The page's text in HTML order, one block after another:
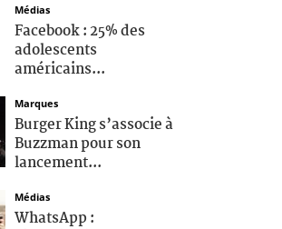
Médias
Facebook : 25% des
adolescents
américains...
Marques
Burger King s’associe à
Buzzman pour son
lancement...
Médias
WhatsApp :